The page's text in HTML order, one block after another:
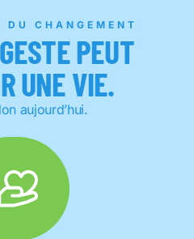
DU CHANGEMENT
PEUT
UNE VIE.
aujourd’hui.